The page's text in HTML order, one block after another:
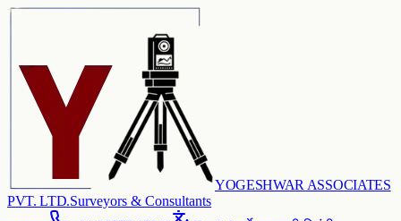
YOGESHWAR ASSOCIATES
PVT. LTD.Surveyors & Consultants